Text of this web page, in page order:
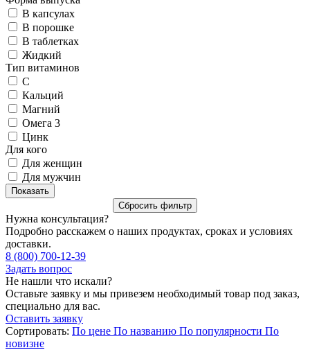
В капсулах
В порошке
В таблетках
Жидкий
Тип витаминов
C
Кальций
Магний
Омега 3
Цинк
Для кого
Для женщин
Для мужчин
Нужна консультация?
Подробно расскажем о наших продуктах, сроках и условиях
доставки.
8 (800) 700-12-39
Задать вопрос
Не нашли что искали?
Оставьте заявку и мы привезем необходимый товар под заказ,
специально для вас.
Оставить заявку
Сортировать: По цене По названию По популярности По
новизне